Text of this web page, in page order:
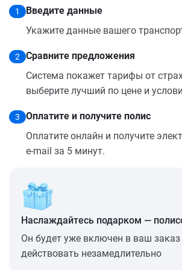
1
Введите данные
Укажите данные вашего
2
Сравните предложения
Система покажет тарифы от
выберите лучший по цене и
3
Оплатите и получите полис
Оплатите онлайн и получите
e-mail за 5 минут.
Наслаждайтесь подарком —
Он будет уже включен в ваш заказ
действовать незамедлительно